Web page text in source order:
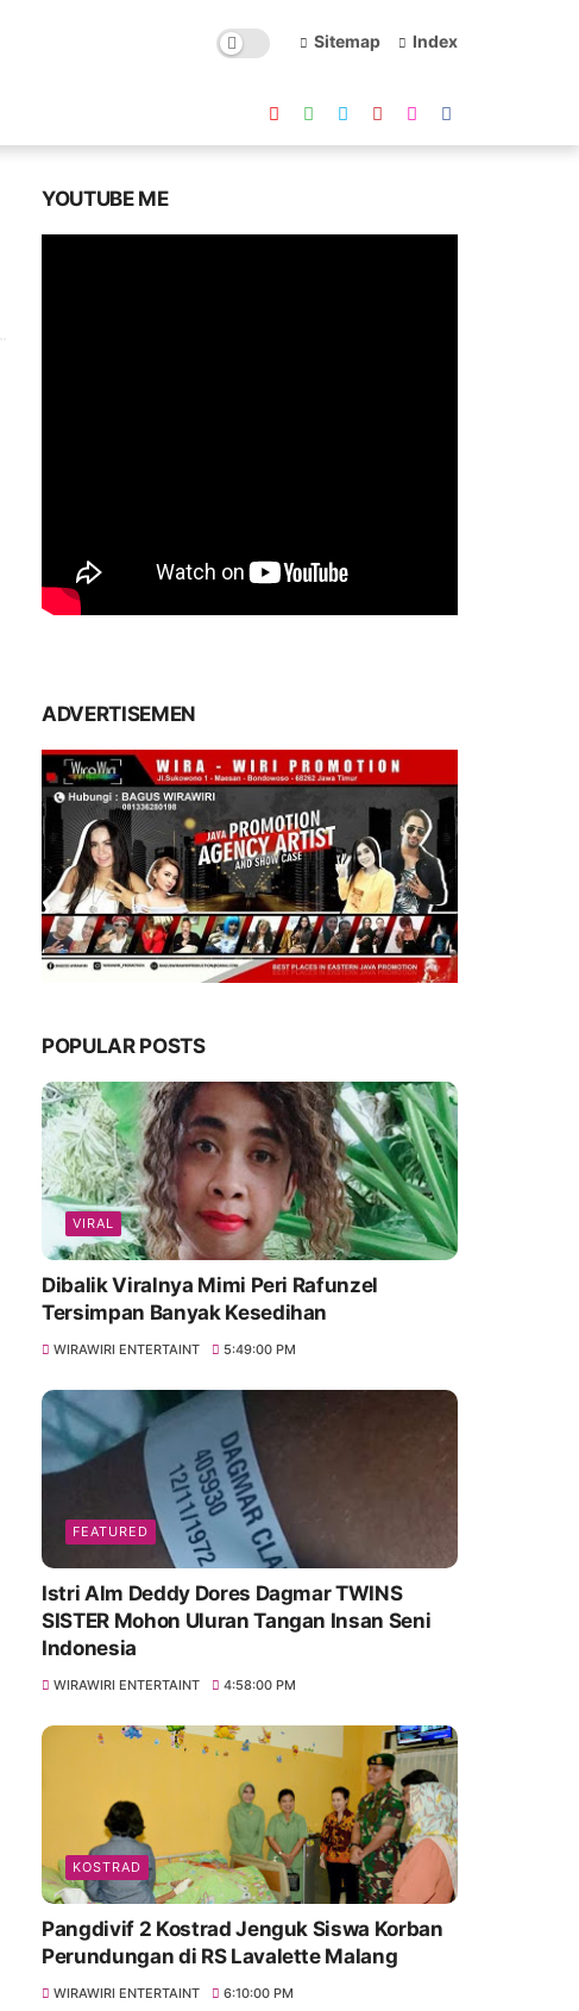
Sitemap Index
YOUTUBE ME
ADVERTISEMEN
POPULAR POSTS
VIRAL
Dibalik Viralnya Mimi Peri Rafunzel
Tersimpan Banyak Kesedihan
WIRAWIRI ENTERTAINT 5:49:00 PM
FEATURED
Istri Alm Deddy Dores Dagmar TWINS
SISTER Mohon Uluran Tangan Insan Seni
Indonesia
WIRAWIRI ENTERTAINT 4:58:00 PM
KOSTRAD
Pangdivif 2 Kostrad Jenguk Siswa Korban
Perundungan di RS Lavalette Malang
WIRAWIRI ENTERTAINT 6:10:00 PM